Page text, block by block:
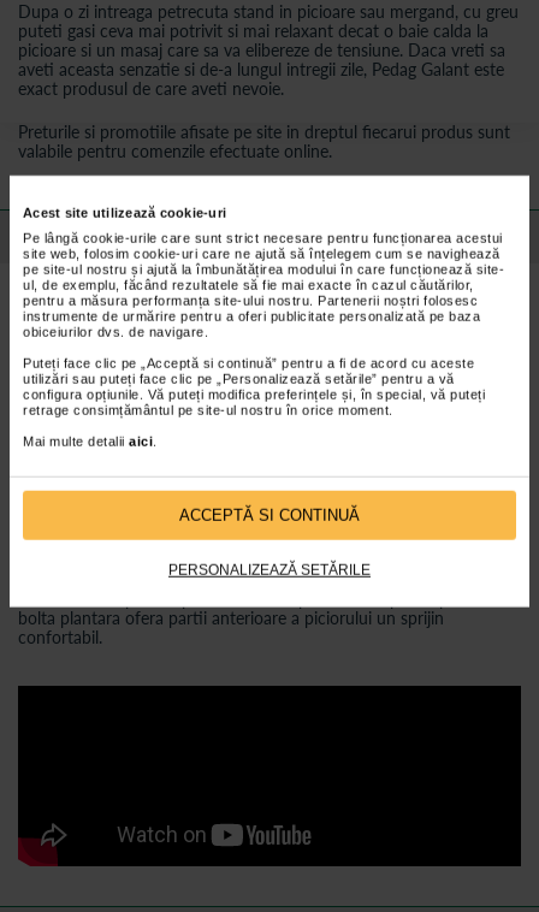
Acest site utilizează cookie-uri
Pe lângă cookie-urile care sunt strict necesare pentru funcționarea acestui
site web, folosim cookie-uri care ne ajută să înțelegem cum se navighează
pe site-ul nostru și ajută la îmbunătățirea modului în care funcționează site-
ul, de exemplu, făcând rezultatele să fie mai exacte în cazul căutărilor,
pentru a măsura performanța site-ului nostru. Partenerii noștri folosesc
instrumente de urmărire pentru a oferi publicitate personalizată pe baza
obiceiurilor dvs. de navigare.
Puteți face clic pe „Acceptă si continuă” pentru a fi de acord cu aceste
utilizări sau puteți face clic pe „Personalizează setările” pentru a vă
configura opțiunile. Vă puteți modifica preferințele și, în special, vă puteți
retrage consimțământul pe site-ul nostru în orice moment.
Mai multe detalii aici
ACCEPTĂ SI CONTINUĂ
PERSONALIZEAZĂ SETĂRILE
Dupa o zi intreaga petrecuta stand in picioare sau mergand, cu greu
puteti gasi ceva mai potrivit si mai relaxant decat o baie calda la
picioare si un masaj care sa va elibereze de tensiune. Daca vreti sa
aveti aceasta senzatie si de-a lungul intregii zile, Pedag Galant este
exact produsul de care aveti nevoie.
Preturile si promotiile afisate pe site in dreptul fiecarui produs sunt
valabile pentru comenzile efectuate online.
Detalii despre produs
Caracteristicile suportului pentru bolta plantara
Pedag Galant
Suportul pentru bolta plantara se prezinta sub forma unui brant
moale cu pernita metatarsiana. Pedag Galant se aplica fara
dificultate in pantof. Multumita punctului adeziv, suportul nu
aluneca in interiorul pantofului, ramanand fixat in pozitia corecta.
Pentru ce se recomanda suportul pentru bolta
plantara Pedag Galant
Suportul Pedag Galant este recomandat pentru bolta plantara
dureroasa. Acest produs este indicat si pacientilor care au nevoie de
bolta plantara ofera partii anterioare a piciorului un sprijin
confortabil.